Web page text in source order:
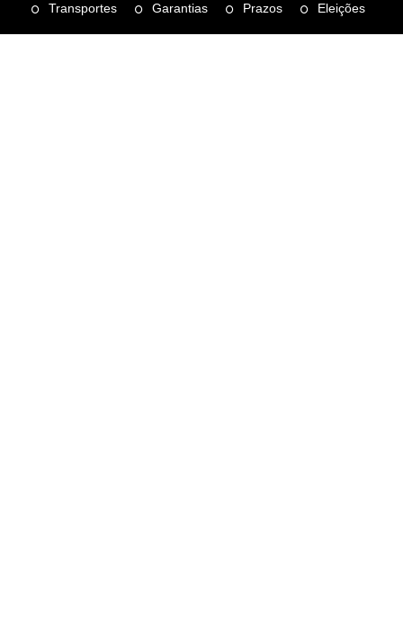
Transportes
Garantias Prazos Eleições